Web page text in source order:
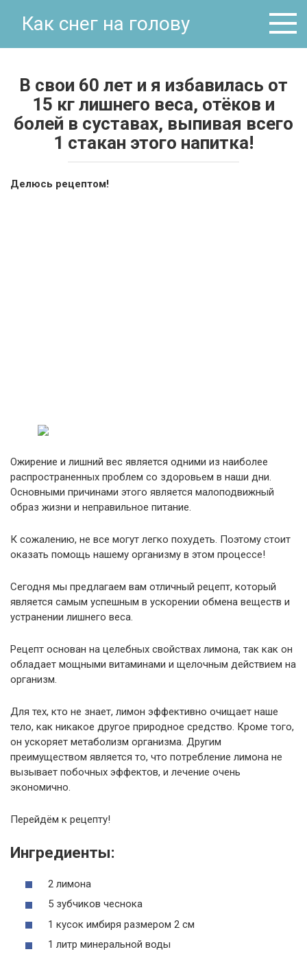
Как снег на голову
В свои 60 лет и я избавилась от
15 кг лишнего веса, отёков и
болей в суставах, выпивая всего
1 стакан этого напитка!
Делюсь рецептом!
Ожирение и лишний вес является одними из наиболее
распространенных проблем со здоровьем в наши дни.
Основными причинами этого является малоподвижный
образ жизни и неправильное питание.
К сожалению, не все могут легко похудеть. Поэтому стоит
оказать помощь нашему организму в этом процессе!
Сегодня мы предлагаем вам отличный рецепт, который
является самым успешным в ускорении обмена веществ и
устранении лишнего веса.
Рецепт основан на целебных свойствах лимона, так как он
обладает мощными витаминами и щелочным действием на
организм.
Для тех, кто не знает, лимон эффективно очищает наше
тело, как никакое другое природное средство. Кроме того,
он ускоряет метаболизм организма. Другим
преимуществом является то, что потребление лимона не
вызывает побочных эффектов, и лечение очень
экономично.
Перейдём к рецепту!
Ингредиенты:
2 лимона
5 зубчиков чеснока
1 кусок имбиря размером 2 см
1 литр минеральной воды